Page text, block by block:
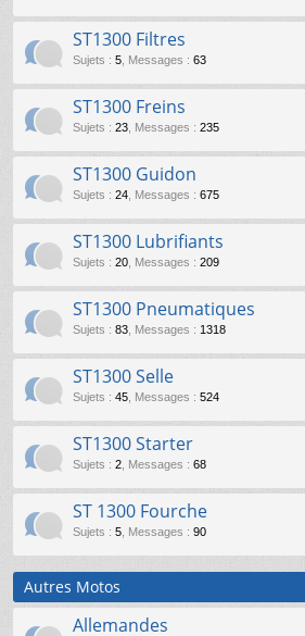
ST1300 Filtres
Sujets : 5 Messages : 63
ST1300 Freins
Sujets : 23 Messages : 235
ST1300 Guidon
Sujets : 24 Messages : 675
ST1300 Lubrifiants
Sujets : 20 Messages : 209
ST1300 Pneumatiques
Sujets : 83 Messages : 1318
ST1300 Selle
Sujets : 45 Messages : 524
ST1300 Starter
Sujets : 2 Messages : 68
ST 1300 Fourche
Sujets : 5 Messages : 90
Autres Motos
Allemandes